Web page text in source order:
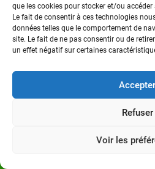
que les cookies pour stocker et/ou
Le fait de consentir à ces technologies
données telles que le comportement de
site. Le fait de ne pas consentir ou de
un effet négatif sur certaines
Accepter
Refuser
Voir les